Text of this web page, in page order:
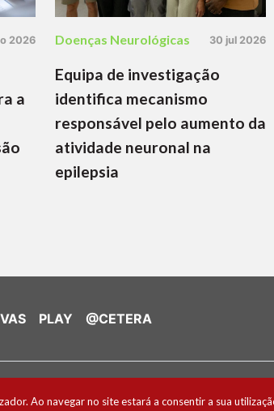
2026
a
Doenças Neurológicas 30 jul 2026
Equipa de investigação
identifica mecanismo
responsável pelo aumento da
atividade neuronal na
epilepsia
PLAY @CETERA
Ao navegar no site estará a consentir a sua